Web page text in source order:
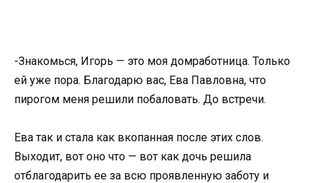
-Знакомься, Игорь — это моя домработница. Только
ей уже пора. Благодарю вас, Ева Павловна, что
пирогом меня решили побаловать. До встречи.
Ева так и стала как вкопанная после этих слов.
Выходит, вот оно что — вот как дочь решила
отблагодарить ее за всю проявленную заботу и